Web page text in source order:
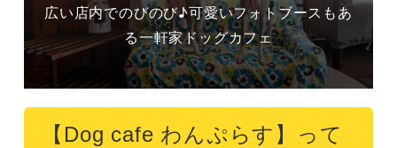
広い店内でのびのび♪可愛いフォトブースもあ
る一軒家ドッグカフェ
【Dog cafe わんぷらす】って